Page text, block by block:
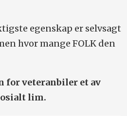
egenskap er selvsagt
hvor mange FOLK den
for veteranbiler et av
lim.